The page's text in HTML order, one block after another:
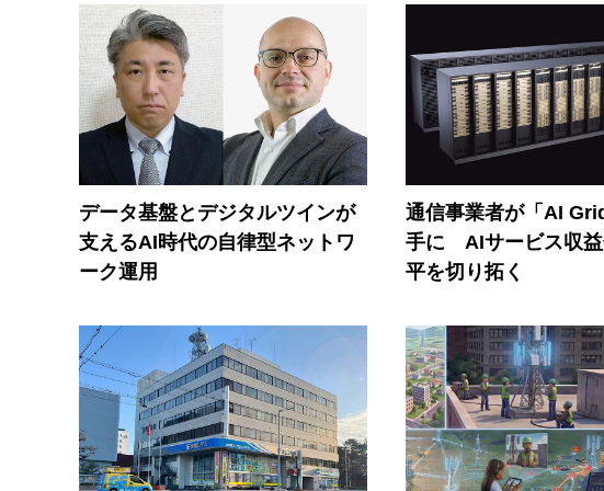
データ基盤とデジタルツインが
支えるAI時代の自律型ネットワ
ーク運用
通信事業者が「AI
手に AIサービス収
平を切り拓く